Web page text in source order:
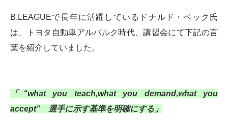
B.LEAGUEで長年に活躍しているドナルド・ベック氏
は、トヨタ自動車アルバルク時代、講習会にて下記の言
葉を紹介していました。
「“what you teach,what you demand,what you
accept” 選手に示す基準を明確にする」